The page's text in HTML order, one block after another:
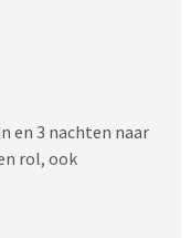
en 3 nachten naar
rol, ook